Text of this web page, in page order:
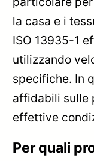
la casa e i
ISO 13935-1
utilizzando
specifiche. In
affidabili sulle
effettive
Per quali